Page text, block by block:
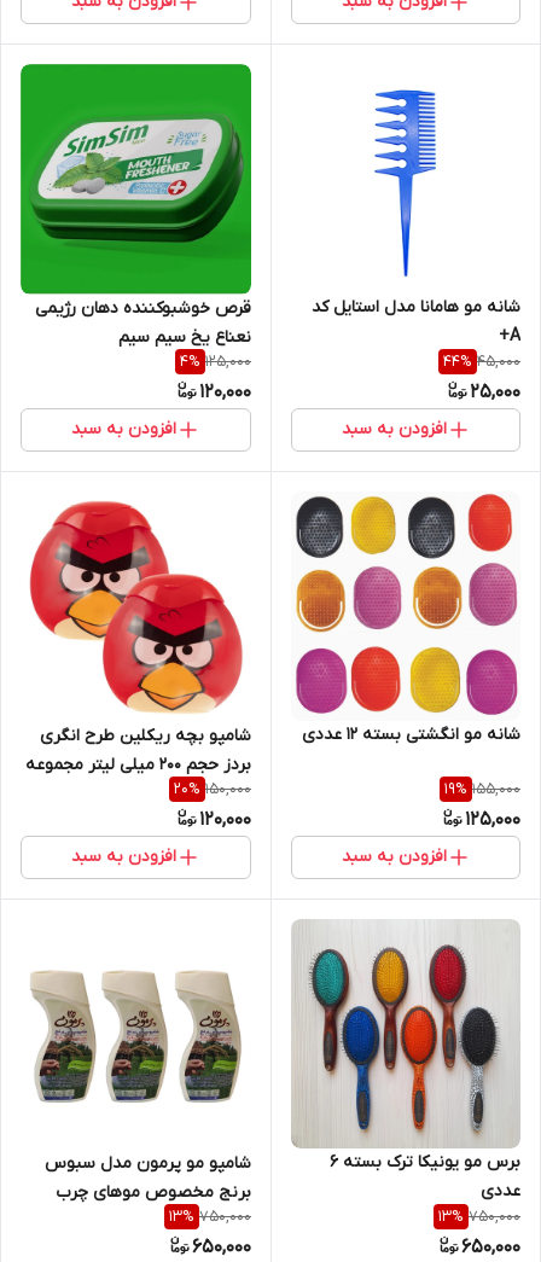
شانه مو هامانا مدل استایل کد
A+
45,000
44%
25,000
افزودن به سبد
قرص خوشبوکننده دهان رژیمی
نعناع یخ سیم سیم
125,000
4%
120,000
افزودن به سبد
شانه مو انگشتی بسته 12 عددی
155,000
19%
125,000
افزودن به سبد
شامپو بچه ریکلین طرح انگری
بردز حجم 200 میلی لیتر مجموعه
دو عددی
150,000
20%
120,000
افزودن به سبد
برس مو یونیکا ترک بسته 6
عددی
750,000
13%
650,000
شامپو مو پرمون مدل سبوس
برنج مخصوص موهای چرب
بسته 3 عددی
750,000
13%
650,000